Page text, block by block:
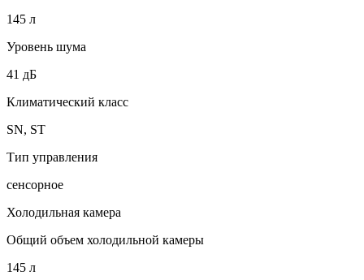
145 л
Уровень шума
41 дБ
Климатический класс
SN, ST
Тип управления
сенсорное
Холодильная камера
Общий объем холодильной камеры
145 л